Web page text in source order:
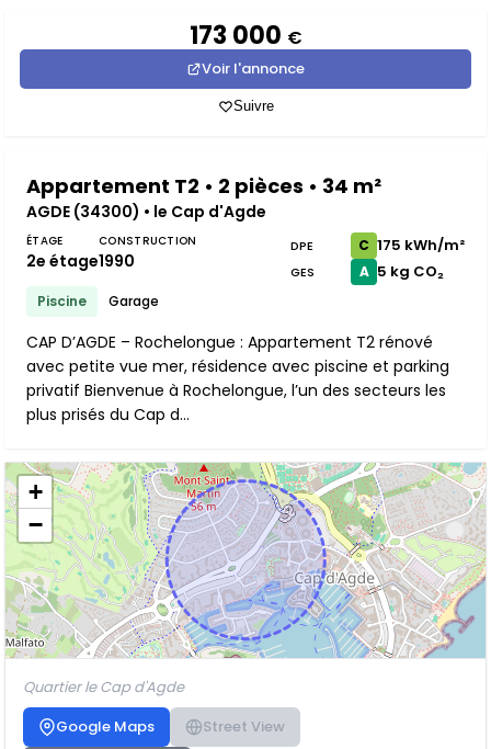
173 000 €
Voir l'annonce
Suivre
Appartement T2 • 2 pièces • 34 m²
AGDE (34300) • le Cap d'Agde
ÉTAGE
2e étage
CONSTRUCTION
1990
Piscine Garage
DPE C 175 kWh/m²
GES A 5 kg CO₂
CAP D’AGDE – Rochelongue : Appartement T2 rénové
avec petite vue mer, résidence avec piscine et parking
privatif Bienvenue à Rochelongue, l’un des secteurs les
plus prisés du Cap d...
+
−
Quartier le Cap d'Agde
Google Maps
Street View